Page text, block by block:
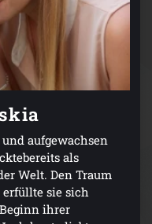
aufgewachsen
als
Welt. Den Traum
sie sich
ihrer